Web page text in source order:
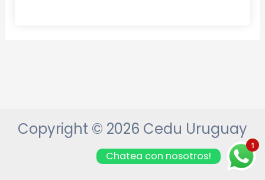
Copyright © 2026 Cedu Uruguay
1
Chatea con nosotros!